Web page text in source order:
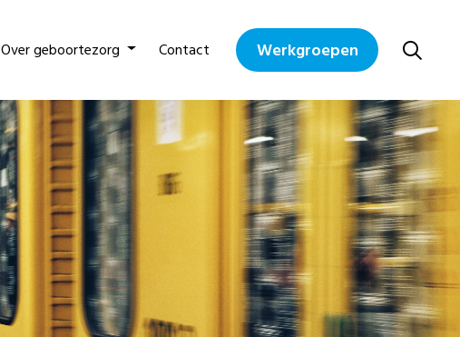
Over geboortezorg Contact Werkgroepen